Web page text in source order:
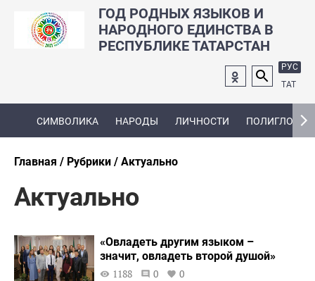
ГОД РОДНЫХ ЯЗЫКОВ И
НАРОДНОГО ЕДИНСТВА В
РЕСПУБЛИКЕ ТАТАРСТАН
РУС
ТАТ
СИМВОЛИКА НАРОДЫ ЛИЧНОСТИ ПОЛИГЛОТ
Главная Рубрики Актуально
Актуально
«Овладеть другим языком –
значит, овладеть второй душой»
1188
0 0